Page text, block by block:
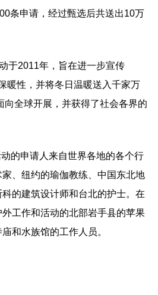
条申请，经过甄选后共送出10万
2011年，旨在进一步宣传
暖性，并将冬日温暖送入千家万
向全球开展，并获得了社会各界的
的申请人来自世界各地的各个行
、纽约的瑜伽教练、中国东北地
的建筑设计师和台北的护士。在
工作和活动的北部岩手县的苹果
和水族馆的工作人员。